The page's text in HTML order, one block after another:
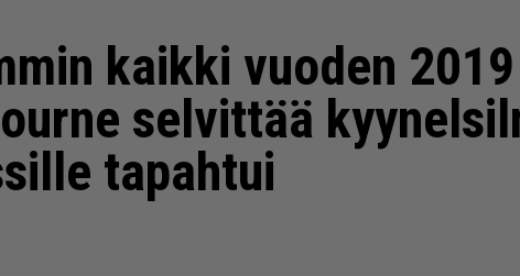
kaikki vuoden
selvittää
tapahtui